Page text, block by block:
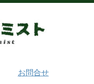
お問合せ